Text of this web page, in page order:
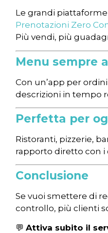
Le grandi
Prenotazioni Zero
Più vendi, più
Menu sempre
Con un’app per
descrizioni in tempo
Perfetta per
Ristoranti, pizzerie,
rapporto diretto con i
Conclusione
Se vuoi smettere di
controllo, più clienti
💬 Attiva subito il